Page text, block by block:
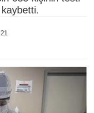
kaybetti.